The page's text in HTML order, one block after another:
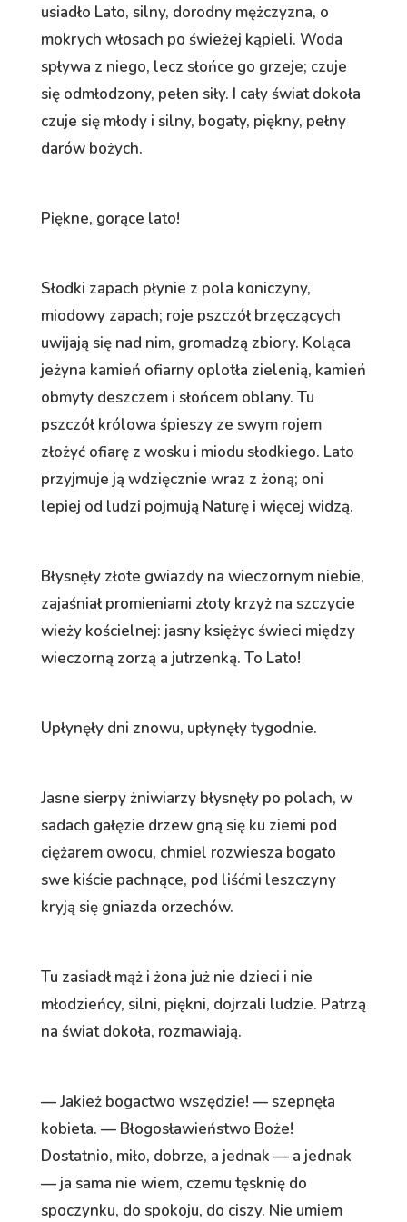
usiadło Lato, silny, dorodny mężczyzna, o
mokrych włosach po świeżej kąpieli. Woda
spływa z niego, lecz słońce go grzeje; czuje
się odmłodzony, pełen siły. I cały świat dokoła
czuje się młody i silny, bogaty, piękny, pełny
darów bożych.
Piękne, gorące lato!
Słodki zapach płynie z pola koniczyny,
miodowy zapach; roje pszczół brzęczących
uwijają się nad nim, gromadzą zbiory. Koląca
jeżyna kamień ofiarny oplotła zielenią, kamień
obmyty deszczem i słońcem oblany. Tu
pszczół królowa śpieszy ze swym rojem
złożyć ofiarę z wosku i miodu słodkiego. Lato
przyjmuje ją wdzięcznie wraz z żoną; oni
lepiej od ludzi pojmują Naturę i więcej widzą.
Błysnęły złote gwiazdy na wieczornym niebie,
zajaśniał promieniami złoty krzyż na szczycie
wieży kościelnej: jasny księżyc świeci między
wieczorną zorzą a jutrzenką. To Lato!
Upłynęły dni znowu, upłynęły tygodnie.
Jasne sierpy żniwiarzy błysnęły po polach, w
sadach gałęzie drzew gną się ku ziemi pod
ciężarem owocu, chmiel rozwiesza bogato
swe kiście pachnące, pod liśćmi leszczyny
kryją się gniazda orzechów.
Tu zasiadł mąż i żona już nie dzieci i nie
młodzieńcy, silni, piękni, dojrzali ludzie. Patrzą
na świat dokoła, rozmawiają.
— Jakież bogactwo wszędzie! — szepnęła
kobieta. — Błogosławieństwo Boże!
Dostatnio, miło, dobrze, a jednak — a jednak
— ja sama nie wiem, czemu tęsknię do
spoczynku, do spokoju, do ciszy. Nie umiem